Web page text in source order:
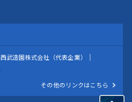
西武造園株式会社（代表企業）
その他のリンクはこちら